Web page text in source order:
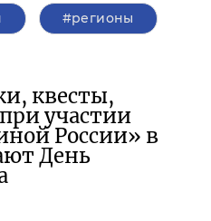
#регионы
квесты,
участии
России» в
День